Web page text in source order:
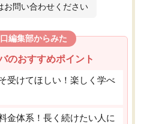
お問い合わせください
編集部からみた
のおすすめポイント
受けてほしい！楽しく学べ
金体系！長く続けたい人に